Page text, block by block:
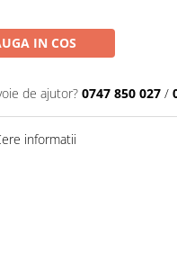
IN COS
de ajutor? 0747 850 027 /
informatii